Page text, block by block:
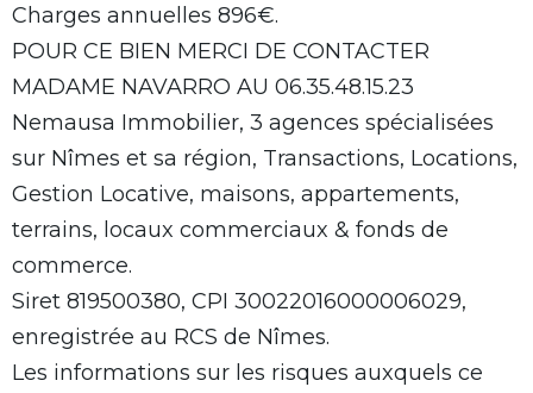
Charges annuelles 896€.
POUR CE BIEN MERCI DE CONTACTER
MADAME NAVARRO AU 06.35.48.15.23
Nemausa Immobilier, 3 agences spécialisées
sur Nîmes et sa région, Transactions, Locations,
Gestion Locative, maisons, appartements,
terrains, locaux commerciaux & fonds de
commerce.
Siret 819500380, CPI 30022016000006029,
enregistrée au RCS de Nîmes.
Les informations sur les risques auxquels ce